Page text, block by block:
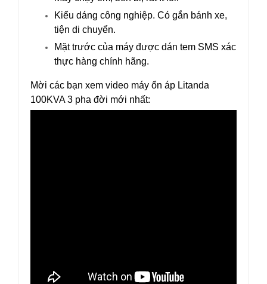
Kiểu dáng công nghiệp. Có gắn bánh xe,
tiện di chuyển.
Mặt trước của máy được dán tem SMS xác
thực hàng chính hãng.
Mời các bạn xem video máy ổn áp Litanda
100KVA 3 pha đời mới nhất: